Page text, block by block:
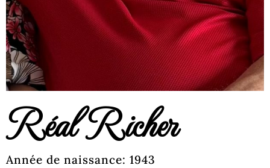
Réal Richer
Année de naissance: 1943